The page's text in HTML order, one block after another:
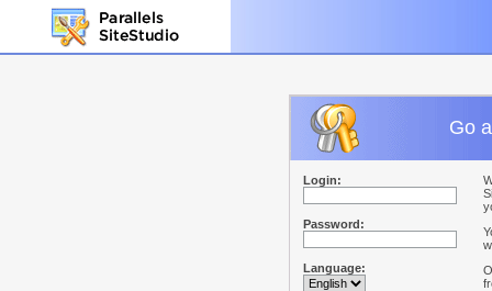
Go
Login:
Password:
Language: